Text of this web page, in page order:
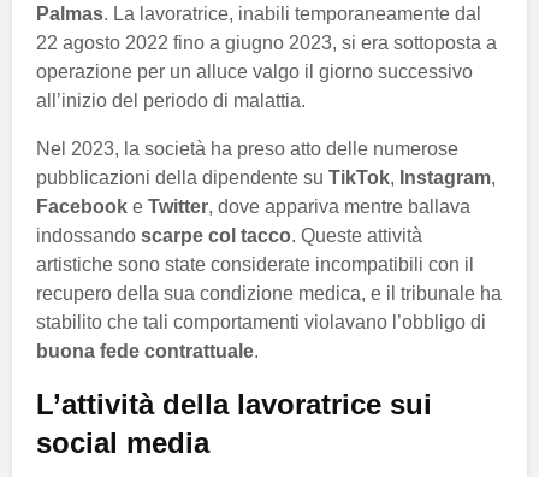
Palmas. La lavoratrice, inabili temporaneamente dal
22 agosto 2022 fino a giugno 2023, si era sottoposta a
operazione per un alluce valgo il giorno successivo
all’inizio del periodo di malattia.
Nel 2023, la società ha preso atto delle numerose
pubblicazioni della dipendente su TikTok, Instagram,
Facebook e Twitter, dove appariva mentre ballava
indossando scarpe col tacco. Queste attività
artistiche sono state considerate incompatibili con il
recupero della sua condizione medica, e il tribunale ha
stabilito che tali comportamenti violavano l’obbligo di
buona fede contrattuale.
L’attività della lavoratrice sui
social media